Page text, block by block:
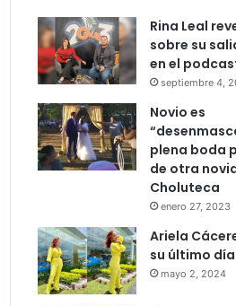
Rina Leal
sobre su
en el
septiembre 4,
Novio es
plena boda
de otra
Choluteca
enero 27, 2023
Ariela
su último día
mayo 2, 2024